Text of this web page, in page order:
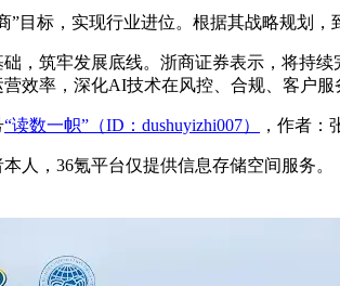
”目标，实现行业进位。根据其战略规划
，筑牢发展底线。浙商证券表示，将持
效率，深化AI技术在风控、合规、客户服
“读数一帜”（ID：dushuyizhi007） ，作者：
人，36氪平台仅提供信息存储空间服务。